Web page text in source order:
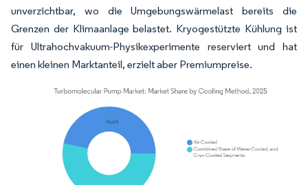
unverzichtbar, wo die Umgebungswärmelast bereits die
Grenzen der Klimaanlage belastet. Kryogestützte Kühlung ist
für Ultrahochvakuum-Physikexperimente reserviert und hat
einen kleinen Marktanteil, erzielt aber Premiumpreise.